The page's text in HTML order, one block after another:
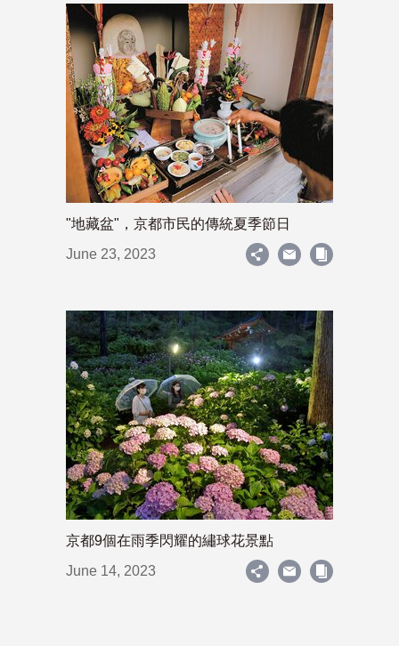
"地藏盆"，京都市民的傳統夏季節日
June 23, 2023
京都9個在雨季閃耀的繡球花景點
June 14, 2023